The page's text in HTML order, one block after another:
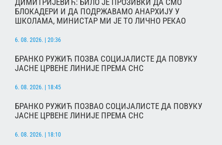
ДИМИТРИЈЕВИЋ: БИЛО ЈЕ ПРОЗИВКИ ДА СМО
БЛОКАДЕРИ И ДА ПОДРЖАВАМО АНАРХИЈУ У
ШКОЛАМА, МИНИСТАР МИ ЈЕ ТО ЛИЧНО РЕКАО
6. 08. 2026. | 20:36
БРАНКО РУЖИЋ ПОЗВА СОЦИЈАЛИСТЕ ДА ПОВУКУ
ЈАСНЕ ЦРВЕНЕ ЛИНИЈЕ ПРЕМА СНС
6. 08. 2026. | 18:45
БРАНКО РУЖИЋ ПОЗВАО СОЦИЈАЛИСТЕ ДА ПОВУКУ
ЈАСНЕ ЦРВЕНЕ ЛИНИЈЕ ПРЕМА СНС
6. 08. 2026. | 18:10